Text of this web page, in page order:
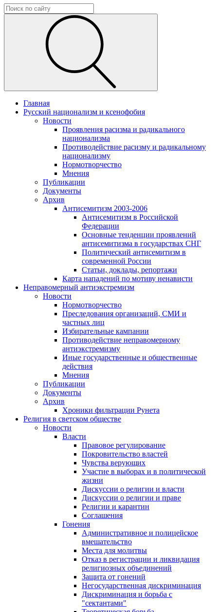
Главная
Русский национализм и ксенофобия
Новости
Проявления расизма и радикального
национализма
Противодействие расизму и радикальному
национализму
Нормотворчество
Мнения
Публикации
Документы
Архив
Антисемитизм 2003-2006
Антисемитизм в Российской
Федерации
Основные тенденции проявлений
антисемитизма в государствах СНГ
Политический антисемитизм в
современной России
Статьи, доклады, репортажи
Карта нападений по мотиву ненависти
Неправомерный антиэкстремизм
Новости
Нормотворчество
Преследования организаций, СМИ и
частных лиц
Избирательные кампании
Противодействие неправомерному
антиэкстремизму
Иные государственные и общественные
действия
Мнения
Публикации
Документы
Архив
Хроники фильтрации Рунета
Религия в светском обществе
Новости
Власти
Правовое регулирование
Покровительство властей
Чувства верующих
Участие в выборах и в политической
жизни
Дискуссии о религии и власти
Дискуссии о религии и праве
Религии и карантин
Соглашения
Гонения
Административное и полицейское
вмешательство
Места для молитвы
Отказ в регистрации и ликвидация
религиозных объединений
Защита от гонений
Негосударственная дискриминация
Дискриминация и борьба с
"сектантами"